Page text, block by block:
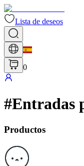
Lista de deseos
0
#Entradas
Productos